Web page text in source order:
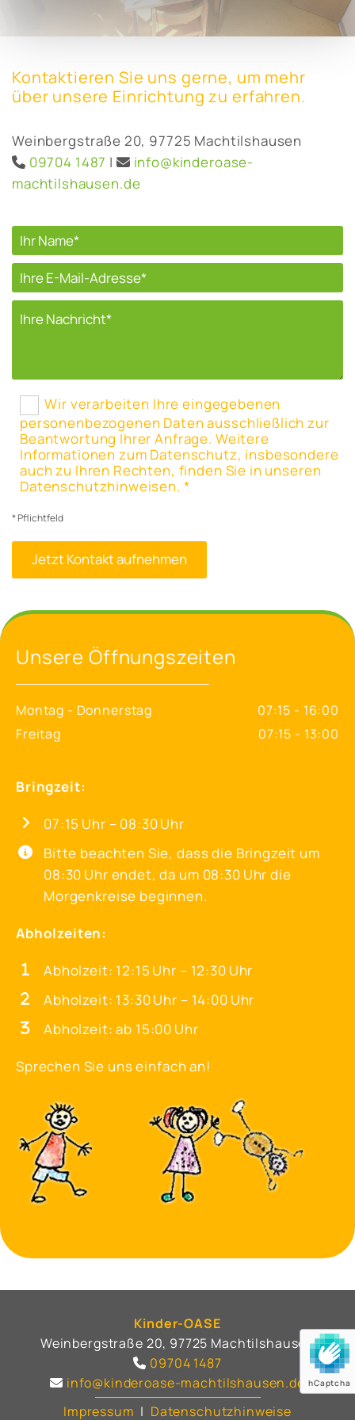
Kontaktieren Sie uns gerne, um mehr
über unsere Einrichtung zu erfahren.
Weinbergstraße 20, 97725 Machtilshausen
 09704 1487 |  info@kinderoase-
machtilshausen.de
Wir verarbeiten Ihre eingegebenen
personenbezogenen Daten ausschließlich zur
Beantwortung Ihrer Anfrage. Weitere
Informationen zum Datenschutz, insbesondere
auch zu Ihren Rechten, finden Sie in unseren
Datenschutzhinweisen. *
* Pflichtfeld
hCaptcha
Unsere Öffnungszeiten
Montag - Donnerstag
07:15 - 16:00
Freitag
07:15 - 13:00
Bringzeit:
07:15 Uhr – 08:30 Uhr
Bitte beachten Sie, dass die Bringzeit um
08:30 Uhr endet, da um 08:30 Uhr die
Morgenkreise beginnen.
Abholzeiten:
Abholzeit: 12:15 Uhr – 12:30 Uhr
Abholzeit: 13:30 Uhr – 14:00 Uhr
Abholzeit: ab 15:00 Uhr
Sprechen Sie uns einfach an!
Kinder-OASE
Weinbergstraße 20, 97725 Machtilshausen
 09704 1487
 info@kinderoase-machtilshausen.de
Impressum | Datenschutzhinweise